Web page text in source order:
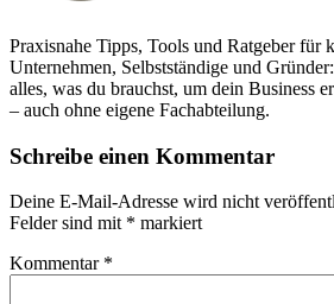
Praxisnahe Tipps, Tools und Ratgeber für
Unternehmen, Selbstständige und
alles, was du brauchst, um dein Business
– auch ohne eigene Fachabteilung.
Schreibe einen Kommentar
Deine E-Mail-Adresse wird nicht
Felder sind mit * markiert
Kommentar *